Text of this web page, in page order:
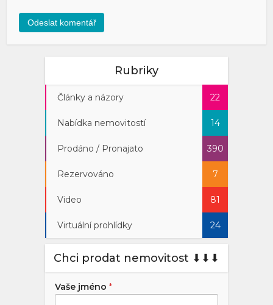
Rubriky
Články a názory 22
Nabídka nemovitostí 14
Prodáno / Pronajato 390
Rezervováno 7
Video 81
Virtuální prohlídky 24
Chci prodat nemovitost ⬇︎⬇︎⬇︎
Vaše jméno *